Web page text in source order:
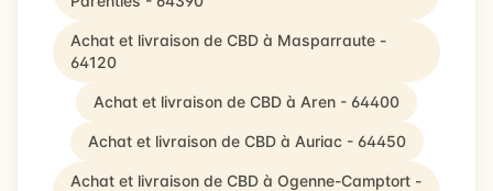
Achat et livraison de CBD à Masparraute -
64120
Achat et livraison de CBD à Aren - 64400
Achat et livraison de CBD à Auriac - 64450
Achat et livraison de CBD à Ogenne-Camptort -